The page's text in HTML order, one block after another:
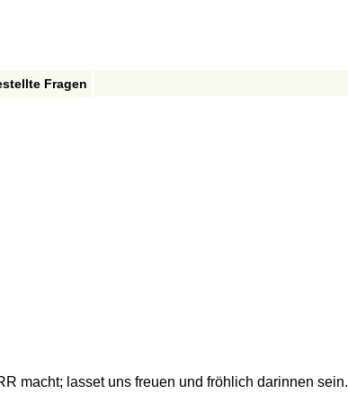
Fragen
macht; lasset uns freuen und fröhlich darinnen sein.